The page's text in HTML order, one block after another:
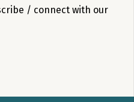
/ connect with our